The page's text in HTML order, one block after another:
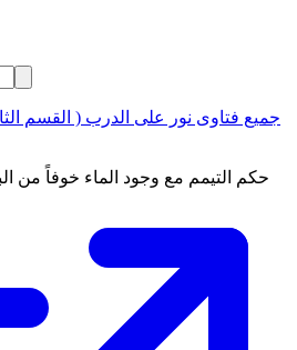
جميع فتاوى نور على الدرب ( القسم
6808 - حكم التيمم مع وجود الماء خوفاً